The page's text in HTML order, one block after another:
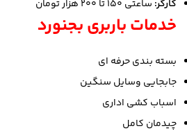
کارگر: ساعتی ۱۵۰ تا ۲۰۰ هزار تومان
خدمات باربری بجنورد
بسته بندی حرفه ای
جابجایی وسایل سنگین
اسباب کشی اداری
چیدمان کامل